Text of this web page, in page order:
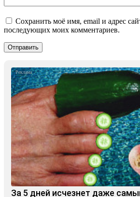
Сохранить моё имя, email и адрес
последующих моих комментариев.
За 5 дней исчезнет даже